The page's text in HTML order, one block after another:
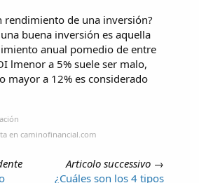
rendimiento de una inversión?
buena inversión es aquella
anual pomedio de entre
lmenor a 5% suele ser malo,
mayor a 12% es considerado
en caminofinancial.com
Articolo successivo →
¿Cuáles son los 4 tipos